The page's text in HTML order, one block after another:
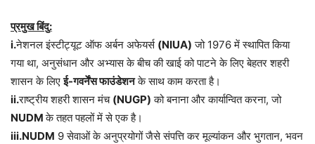
प्रमुख बिंदु:
i.नेशनल इंस्टीट्यूट ऑफ अर्बन अफेयर्स (NIUA) जो 1976 में स्थापित किया
गया था, अनुसंधान और अभ्यास के बीच की खाई को पाटने के लिए बेहतर शहरी
शासन के लिएई-गवर्नेंस फाउंडेशनके साथ काम करता है।
ii.राष्ट्रीय शहरी शासन मंच (NUGP) को बनाना और कार्यान्वित करना, जो
NUDMके तहत पहलों में से एक है।
iii.NUDM 9 सेवाओं के अनुप्रयोगों जैसे संपत्ति कर मूल्यांकन और भुगतान, भवन